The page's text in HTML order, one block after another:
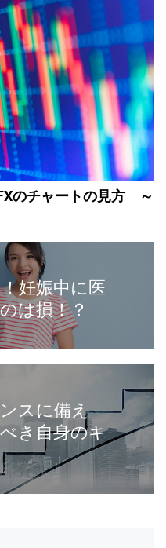
のチャートの見方 ～
妊娠中に医
は損！？
スに備え
き自身のキ